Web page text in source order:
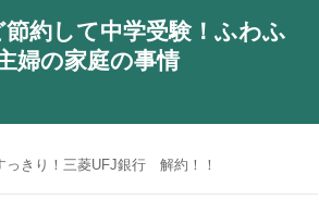
約して中学受験！ふわふ
婦の家庭の事情
っきり！三菱UFJ銀行 解約！！